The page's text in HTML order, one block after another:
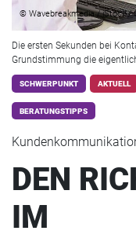
© Wavebreakmedia / iStock /
Die ersten Sekunden bei
Grundstimmung die
SCHWERPUNKT AKTUELL
BERATUNGSTIPPS
DEN
IM